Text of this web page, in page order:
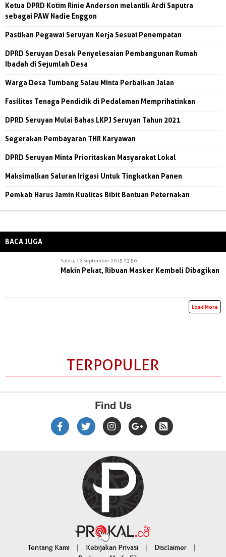
Ketua DPRD Kotim Rinie Anderson melantik Ardi Saputra
sebagai PAW Nadie Enggon
Pastikan Pegawai Seruyan Kerja Sesuai Penempatan
DPRD Seruyan Desak Penyelesaian Pembangunan Rumah
Ibadah di Sejumlah Desa
Warga Desa Tumbang Salau Minta Perbaikan Jalan
Fasilitas Tenaga Pendidik di Pedalaman Memprihatinkan
DPRD Seruyan Mulai Bahas LKPJ Seruyan Tahun 2021
Segerakan Pembayaran THR Karyawan
DPRD Seruyan Minta Prioritaskan Masyarakat Lokal
Maksimalkan Saluran Irigasi Untuk Tingkatkan Panen
Pemkab Harus Jamin Kualitas Bibit Bantuan Peternakan
BACA JUGA
Sabtu, 12 September 2015 23:50
Makin Pekat, Ribuan Masker Kembali Dibagikan
Load More
TERPOPULER
Find Us
Tentang Kami | Kebijakan Privasi | Disclaimer |